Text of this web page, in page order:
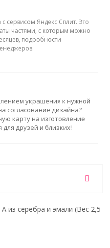
сервисом Яндекс Сплит. Это
частями, с которым можно
подробности
украшения к нужной
согласование дизайна?
карту на изготовление
друзей и близких!
из серебра и эмали (Вес 2,5